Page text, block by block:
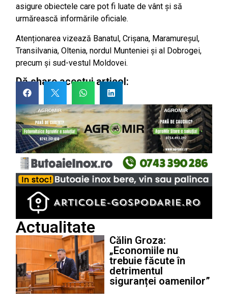
asigure obiectele care pot fi luate de vânt și să
urmărească informările oficiale.
Atenționarea vizează Banatul, Crișana, Maramureșul,
Transilvania, Oltenia, nordul Munteniei și al Dobrogei,
precum și sud-vestul Moldovei.
Dă share acestui articol:
Actualitate
Călin Groza:
„Economiile nu
trebuie făcute în
detrimentul
siguranței oamenilor”